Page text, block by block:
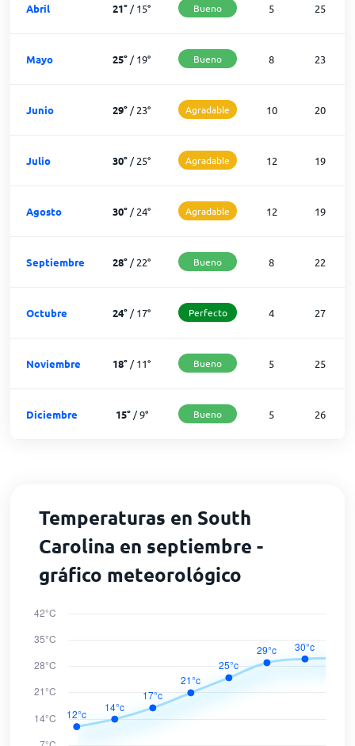
Abril 21° /15° Bueno 5 25
Mayo 25° /19° Bueno 8 23
Junio 29° /23° Agradable 10 20
Julio 30° /25° Agradable 12 19
Agosto 30° /24° Agradable 12 19
Septiembre 28° /22° Bueno 8 22
Octubre 24° /17° Perfecto 4 27
Noviembre 18° /11° Bueno 5 25
Diciembre 15°/9° Bueno 5 26
Temperaturas en South
Carolina en septiembre -
gráfico meteorológico